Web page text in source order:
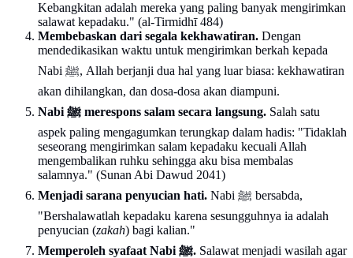
Kebangkitan adalah mereka yang paling banyak mengirimkan
salawat kepadaku." (al-Tirmidhī 484)
Membebaskan dari segala kekhawatiran. Dengan
mendedikasikan waktu untuk mengirimkan berkah kepada
Nabi ﷺ, Allah berjanji dua hal yang luar biasa: kekhawatiran
akan dihilangkan, dan dosa-dosa akan diampuni.
Nabi ﷺ merespons salam secara langsung. Salah satu
aspek paling mengagumkan terungkap dalam hadis: "Tidaklah
seseorang mengirimkan salam kepadaku kecuali Allah
mengembalikan ruhku sehingga aku bisa membalas
salamnya." (Sunan Abi Dawud 2041)
Menjadi sarana penyucian hati. Nabi ﷺ bersabda,
"Bershalawatlah kepadaku karena sesungguhnya ia adalah
penyucian (zakah) bagi kalian."
Memperoleh syafaat Nabi ﷺ. Salawat menjadi wasilah agar